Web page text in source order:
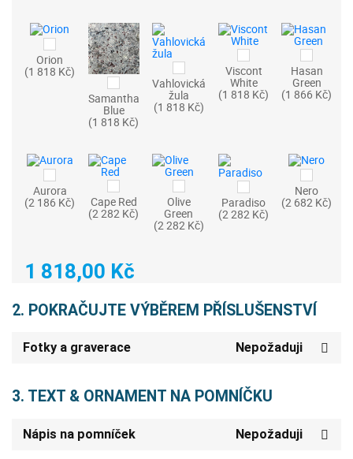
Orion
(1 818 Kč)
Samantha
Blue
(1 818 Kč)
Vahlovická
žula
(1 818 Kč)
Viscont
White
(1 818 Kč)
Hasan
Green
(1 866 Kč)
Aurora
(2 186 Kč) Cape Red
(2 282 Kč)
Olive
Green
(2 282 Kč)
Paradiso
(2 282 Kč)
Nero
(2 682 Kč)
1 818,00 Kč
2. POKRAČUJTE VÝBĚREM PŘÍSLUŠENSTVÍ
Fotky a graverace Nepožaduji
3. TEXT & ORNAMENT NA POMNÍČKU
Nápis na pomníček Nepožaduji